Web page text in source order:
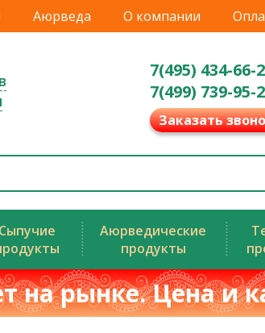
Аюрведа О компании
7(495) 434-66-
7(499) 739-95-
Заказать
Сыпучие
Аюрведические
продукты
на рынке. Цена и